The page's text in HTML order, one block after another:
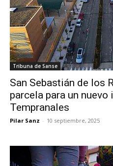
Tribuna de Sanse
San Sebastián de los
parcela para un
Tempranales
Pilar Sanz - 10 septiembre, 2025